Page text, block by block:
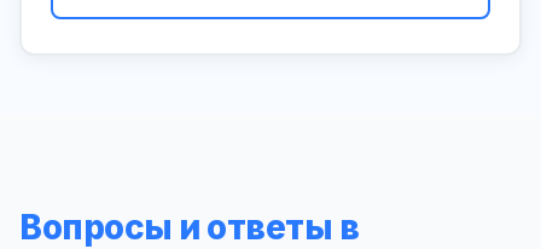
Вопросы и ответы в